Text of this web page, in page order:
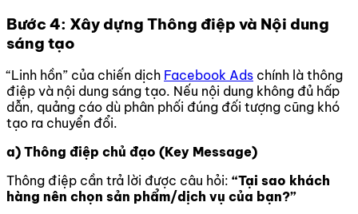
Bước 4: Xây dựng Thông điệp và Nội dung
sáng tạo
“Linh hồn” của chiến dịch Facebook Ads chính là thông
điệp và nội dung sáng tạo. Nếu nội dung không đủ hấp
dẫn, quảng cáo dù phân phối đúng đối tượng cũng khó
tạo ra chuyển đổi.
a) Thông điệp chủ đạo (Key Message)
Thông điệp cần trả lời được câu hỏi: “Tại sao khách
hàng nên chọn sản phẩm/dịch vụ của bạn?”